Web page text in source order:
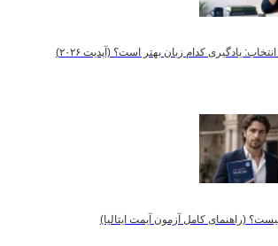
یادگیری کدام زبان بهتر است؟ (آپدیت ۲۰۲۶)